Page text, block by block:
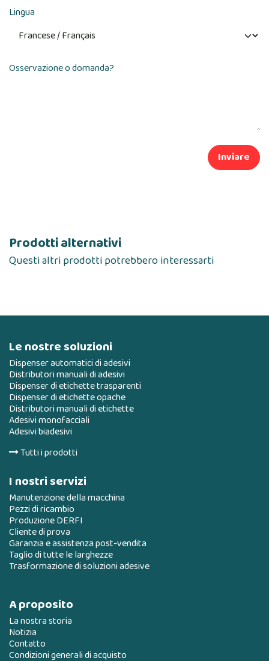
Lingua
Osservazione o domanda?
Inviare
Prodotti alternativi
Questi altri prodotti potrebbero interessarti
Le nostre soluzioni
Dispenser automatici di adesivi
Distributori manuali di adesivi
Dispenser di etichette trasparenti
Dispenser di etichette opache
Distributori manuali di etichette
Adesivi monofacciali
Adesivi biadesivi
Tutti i prodotti
I nostri servizi
Manutenzione della macchina
Pezzi di ricambio
Produzione DERFI
Cliente di prova
Garanzia e assistenza post-vendita
Taglio di tutte le larghezze
Trasformazione di soluzioni adesive
A proposito
La nostra storia
Notizia
Contatto
Condizioni generali di acquisto